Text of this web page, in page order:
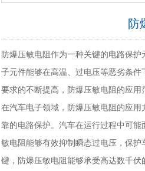
防
防爆压敏电阻作为一种关键的电路保
子元件能够在高温、过电压等恶劣条
要求的不断提高，防爆压敏电阻的应用
在汽车电子领域，防爆压敏电阻的应
靠的电路保护。汽车在运行过程中可
敏电阻能够有效抑制瞬态过电压，保
键，防爆压敏电阻能够承受高达数千